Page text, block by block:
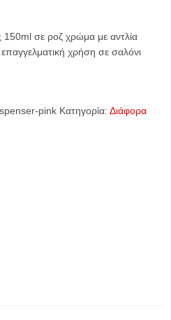
σε ροζ χρώμα με αντλία
επαγγελματική χρήση σε σαλόνι
pink Κατηγορία: Διάφορα